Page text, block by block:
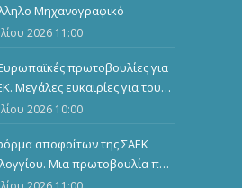
Μηχανογραφικό
2026 11:00
πρωτοβουλίες για
Μεγάλες ευκαιρίες για τους
2026 10:00
αποφοίτων της ΣΑΕΚ
Μια πρωτοβουλία που
αναδεικνύει και εμπνέει